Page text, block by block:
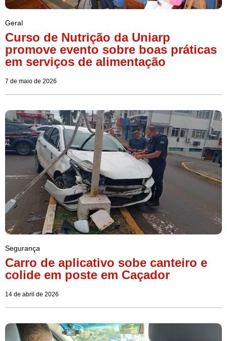
Geral
Curso de Nutrição da Uniarp
promove evento sobre boas práticas
em serviços de alimentação
7 de maio de 2026
Segurança
Carro de aplicativo sobe canteiro e
colide em poste em Caçador
14 de abril de 2026